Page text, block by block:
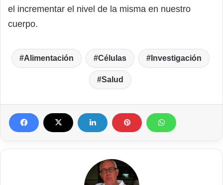
el incrementar el nivel de la misma en nuestro
cuerpo.
Alimentación Células Investigación
Salud